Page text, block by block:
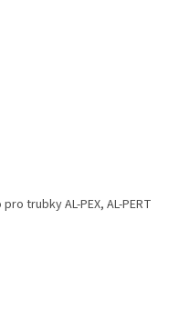
trubky AL-PEX, AL-PERT